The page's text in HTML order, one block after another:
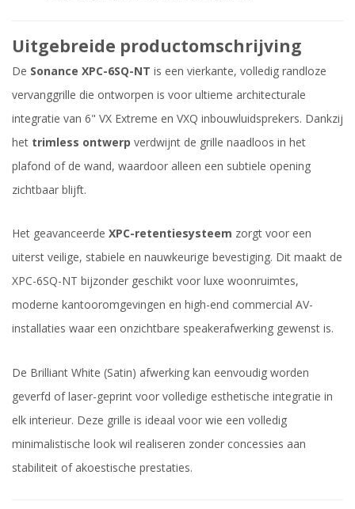
Uitgebreide productomschrijving
De Sonance XPC-6SQ-NT is een vierkante, volledig randloze
vervanggrille die ontworpen is voor ultieme architecturale
integratie van 6" VX Extreme en VXQ inbouwluidsprekers. Dankzij
het trimless ontwerp verdwijnt de grille naadloos in het
plafond of de wand, waardoor alleen een subtiele opening
zichtbaar blijft.
Het geavanceerde XPC-retentiesysteem zorgt voor een
uiterst veilige, stabiele en nauwkeurige bevestiging. Dit maakt de
XPC-6SQ-NT bijzonder geschikt voor luxe woonruimtes,
moderne kantooromgevingen en high-end commercial AV-
installaties waar een onzichtbare speakerafwerking gewenst is.
De Brilliant White (Satin) afwerking kan eenvoudig worden
geverfd of laser-geprint voor volledige esthetische integratie in
elk interieur. Deze grille is ideaal voor wie een volledig
minimalistische look wil realiseren zonder concessies aan
stabiliteit of akoestische prestaties.